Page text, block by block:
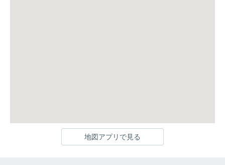
地図アプリで見る